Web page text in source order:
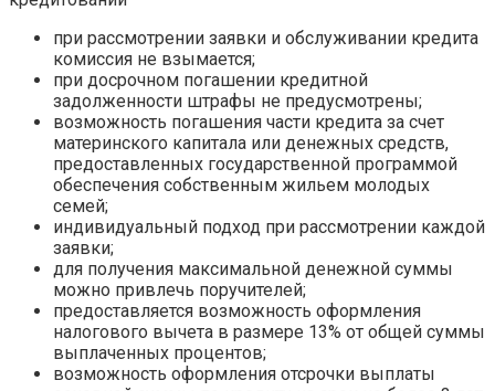
при рассмотрении заявки и обслуживании кредита
комиссия не взымается;
при досрочном погашении кредитной
задолженности штрафы не предусмотрены;
возможность погашения части кредита за счет
материнского капитала или денежных средств,
предоставленных государственной программой
обеспечения собственным жильем молодых
семей;
индивидуальный подход при рассмотрении каждой
заявки;
для получения максимальной денежной суммы
можно привлечь поручителей;
предоставляется возможность оформления
налогового вычета в размере 13% от общей суммы
выплаченных процентов;
возможность оформления отсрочки выплаты